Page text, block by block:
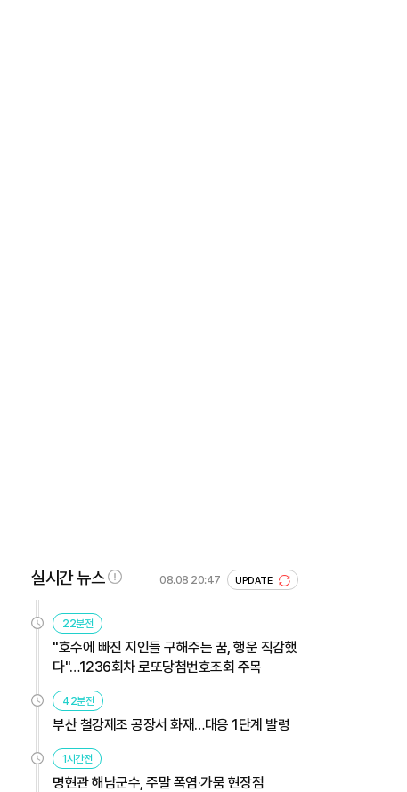
실시간 뉴스 08.08 20:47 UPDATE
22분전
"호수에 빠진 지인들 구해주는 꿈, 행운 직감했
다"…1236회차 로또당첨번호조회 주목
42분전
부산 철강제조 공장서 화재…대응 1단계 발령
1시간전
명현관 해남군수, 주말 폭염·가뭄 현장점